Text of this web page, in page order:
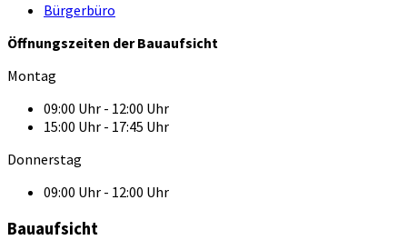
Bürgerbüro
Öffnungszeiten der Bauaufsicht
Montag
09:00 Uhr - 12:00 Uhr
15:00 Uhr - 17:45 Uhr
Donnerstag
09:00 Uhr - 12:00 Uhr
Bauaufsicht